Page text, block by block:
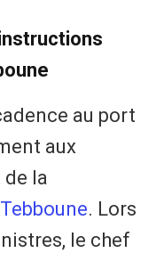
au port
aux
la
Tebboune. Lors
le chef